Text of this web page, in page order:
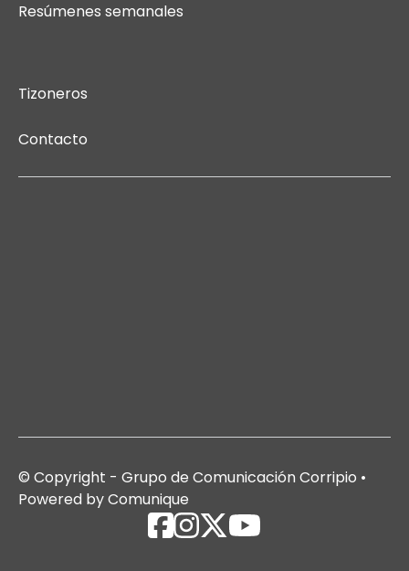
Resúmenes semanales
Tizoneros
Contacto
© Copyright - Grupo de Comunicación Corripio •
Powered by Comunique